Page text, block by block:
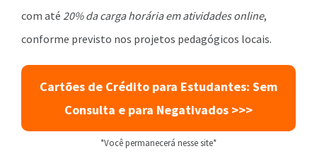
com até 20% da carga horária em atividades online,
conforme previsto nos projetos pedagógicos locais.
Cartões de Crédito para Estudantes: Sem
Consulta e para Negativados >>>
*Você permanecerá nesse site*